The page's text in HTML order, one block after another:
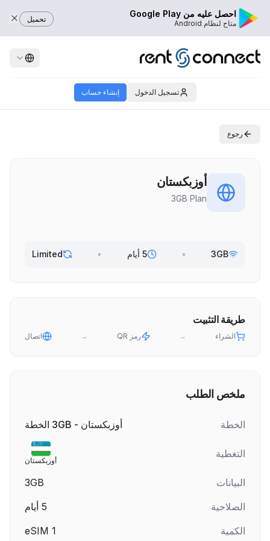
احصل عليه من Google Play
متاح لنظام Android تحميل
تسجيل الدخول إنشاء حساب
رجوع
أوزبكستان
3GB Plan
3GB
• 5 أيام •
Limited
طريقة التثبيت
الشراء → رمز QR → اتصال
ملخص الطلب
الخطة أوزبكستان - 3GB الخطة
التغطية
أوزبكستان
البيانات
3GB
الصلاحية
5 أيام
الكمية
1